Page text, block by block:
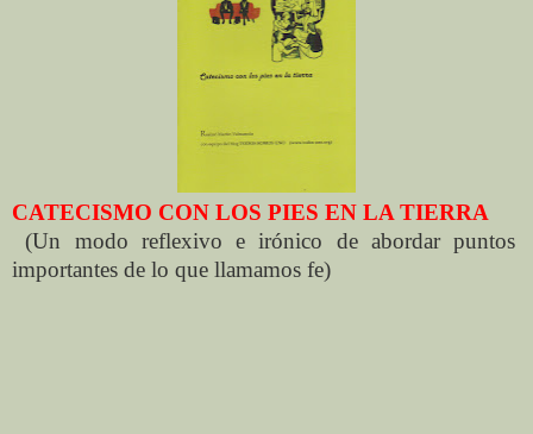
CATECISMO CON LOS PIES EN LA TIERRA
(Un modo reflexivo e irónico de abordar puntos
importantes de lo que llamamos fe)